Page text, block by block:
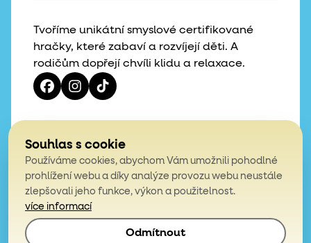
Tvoříme unikátní smyslové certifikované
hračky, které zabaví a rozvíjejí děti. A
rodičům dopřejí chvíli klidu a relaxace.
4,9
z celkem 200 hodnocení
© 2026, Mámy v rejži. Všechna práva vyhrazena.
Souhlas s cookie
Používáme cookies, abychom Vám umožnili pohodlné
prohlížení webu a díky analýze provozu webu neustále
zlepšovali jeho funkce, výkon a použitelnost.
více informací
Odmítnout